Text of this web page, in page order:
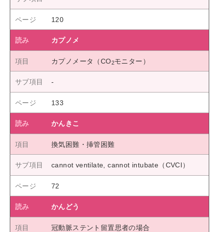
120
カプノメ
カプノメータ（CO2モニター）
133
かんきこ
換気困難・挿管困難
cannot ventilate, cannot intubate（CVCI）
72
かんどう
冠動脈ステント留置思者の場合